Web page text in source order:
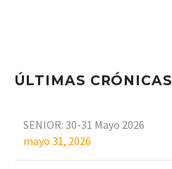
ÚLTIMAS CRÓNICAS
SENIOR: 30-31 Mayo 2026
mayo 31, 2026